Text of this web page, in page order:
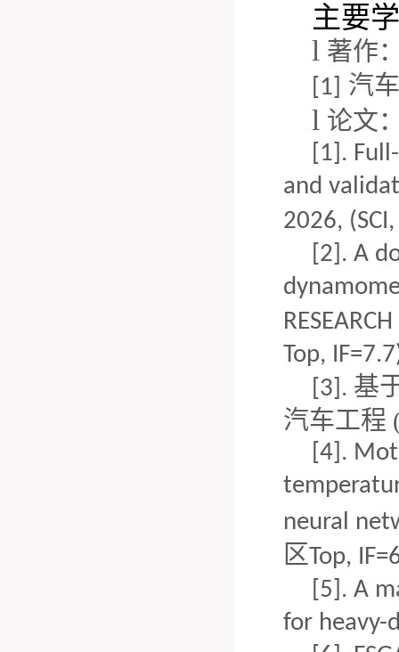
主要
l 著作
1 汽
l 论文
[1].
and
2026,
[2]. A
Top, IF=7.7
[3]. 基
汽车工程
[4].
neural
区Top, IF=
[5]. A
for heavy-